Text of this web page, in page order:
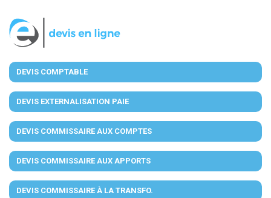
DEVIS COMPTABLE
DEVIS EXTERNALISATION PAIE
DEVIS COMMISSAIRE AUX COMPTES
DEVIS COMMISSAIRE AUX APPORTS
DEVIS COMMISSAIRE À LA TRANSFO.